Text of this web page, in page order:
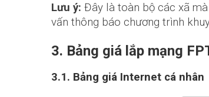
Lưu ý: Đây là toàn bộ các xã
vấn thông báo chương trình
3. Bảng giá lắp mạng
3.1. Bảng giá Internet cá nhân